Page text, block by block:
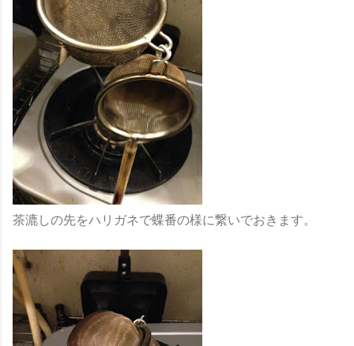
茶漉しの先をハリガネで蝶番の様に繋いでおきます。